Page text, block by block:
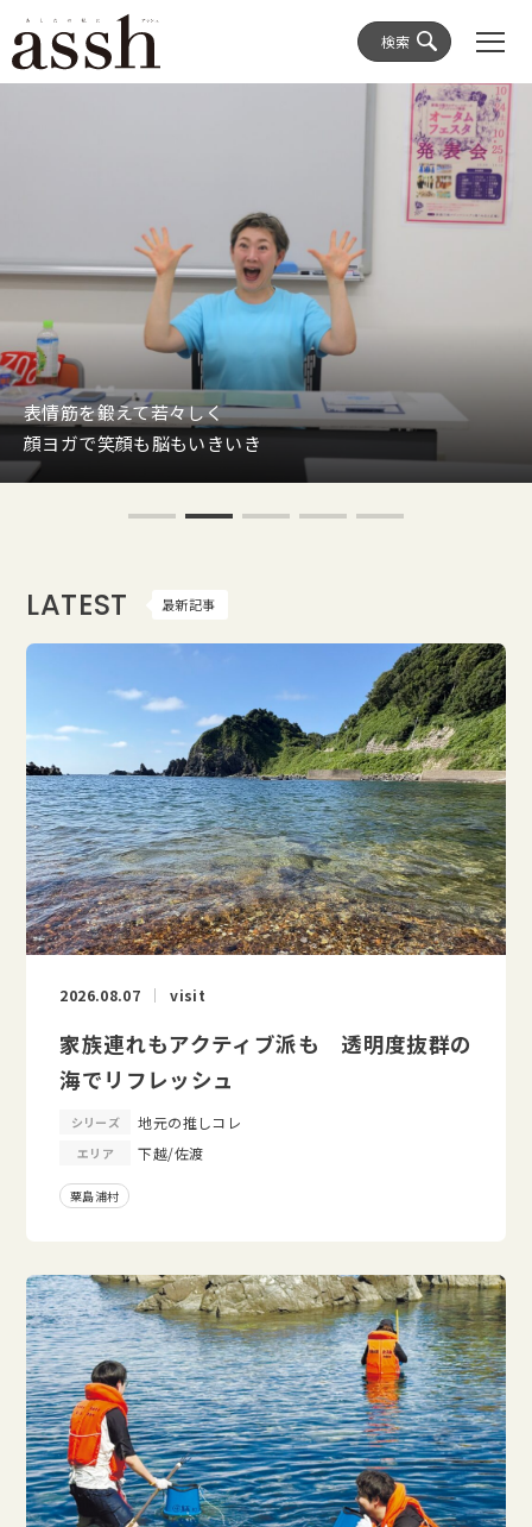
検索
表情筋を鍛えて若々しく
顔ヨガで笑顔も脳もいきいき
LATEST 最新記事
2026.08.07 visit
家族連れもアクティブ派も 透明度抜群の
海でリフレッシュ
シリーズ 地元の推しコレ
エリア 下越/佐渡
粟島浦村